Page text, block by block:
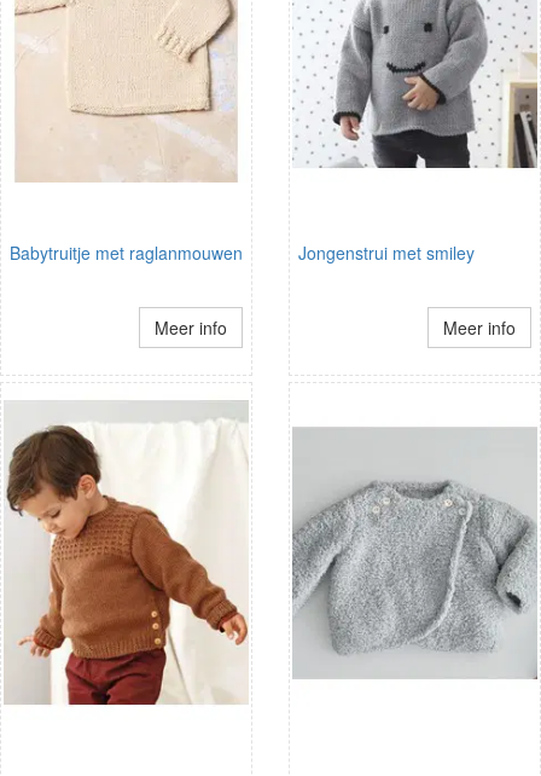
Babytruitje met raglanmouwen
Meer info
Jongenstrui met smiley
Meer info